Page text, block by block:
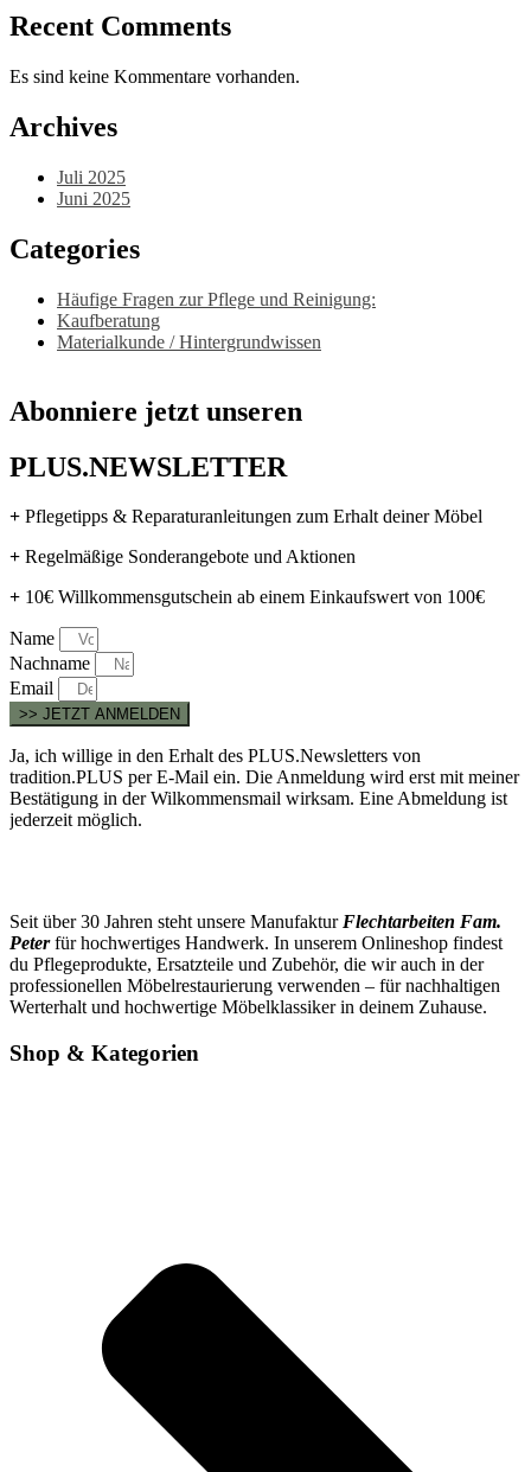
Recent Comments
Es sind keine Kommentare vorhanden.
Archives
Juli 2025
Juni 2025
Categories
Häufige Fragen zur Pflege und Reinigung:
Kaufberatung
Materialkunde / Hintergrundwissen
Abonniere jetzt unseren
PLUS.NEWSLETTER
+ Pflegetipps & Reparaturanleitungen zum Erhalt deiner Möbel
+ Regelmäßige Sonderangebote und Aktionen
+ 10€ Willkommensgutschein ab einem Einkaufswert von 100€
Name
Nachname
Email
>> JETZT ANMELDEN
Ja, ich willige in den Erhalt des PLUS.Newsletters von
tradition.PLUS per E-Mail ein. Die Anmeldung wird erst mit meiner
Bestätigung in der Wilkommensmail wirksam. Eine Abmeldung ist
jederzeit möglich.
Seit über 30 Jahren steht unsere ManufakturFlechtarbeiten Fam.
Peterfür hochwertiges Handwerk. In unserem Onlineshop findest
du Pflegeprodukte, Ersatzteile und Zubehör, die wir auch in der
professionellen Möbelrestaurierung verwenden – für nachhaltigen
Werterhalt und hochwertige Möbelklassiker in deinem Zuhause.
Shop & Kategorien